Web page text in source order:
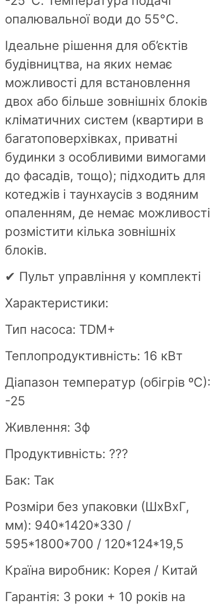
опалювальної води до 55°С.
Ідеальне рішення для об’єктів
будівництва, на яких немає
можливості для встановлення
двох або більше зовнішніх блоків
кліматичних систем (квартири в
багатоповерхівках, приватні
будинки з особливими вимогами
до фасадів, тощо); підходить для
котеджів і таунхаусів з водяним
опаленням, де немає можливості
розмістити кілька зовнішніх
блоків.
✔ Пульт управління у комплекті
Характеристики:
Тип насоса: TDM+
Теплопродуктивність: 16 кВт
Діапазон температур (обігрів ºС):
-25
Живлення: 3ф
Продуктивність: ???
Бак: Так
Розміри без упаковки (ШxВxГ,
мм): 940*1420*330 /
595*1800*700 / 120*124*19,5
Країна виробник: Корея / Китай
Гарантія: 3 роки + 10 років на